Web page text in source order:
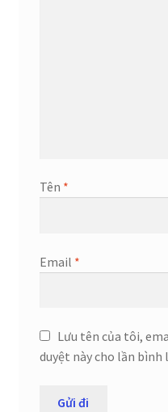
Tên *
Email *
Lưu tên của tôi,
duyệt này cho lần bình